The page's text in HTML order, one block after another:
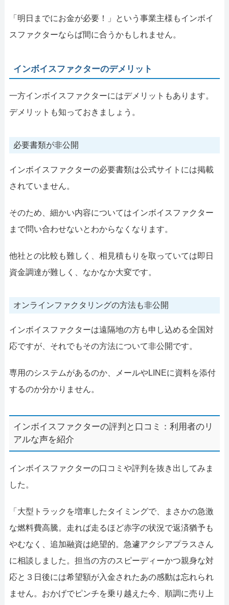
「明日までにお金が必要！」という事業主様もインボイ
スファクターならば間に合うかもしれません。
インボイスファクターのデメリット
一方インボイスファクターにはデメリットもあります。
デメリットも知っておきましょう。
必要書類が非公開
インボイスファクターの必要書類は公式サイトには掲載
されていません。
そのため、細かい内容についてはインボイスファクター
まで問い合わせないとわからなくなります。
他社との比較も難しく、相見積もりを取っていては即日
資金調達が難しく、なかなか大変です。
オンラインファクタリングの方法も非公開
インボイスファクターは遠隔地の方も申し込める全国対
応ですが、それでもその方法について非公開です。
専用のシステムがあるのか、メールやLINEに資料を添付
するのか分かりません。
インボイスファクターの評判と口コミ：利用者のリ
アルな声を紹介
インボイスファクターの口コミや評判を抜き出してみま
した。
「大型トラックを増車したタイミングで、まさかの急激
な燃料費高騰。走れば走るほど赤字の状況で返済猶予も
やむなく、追加融資は絶望的。急遽アクシアプラスさん
に相談しました。担当の方のスピーディーかつ親身な対
応と３日後には希望額が入金されたあの感動は忘れられ
ません。おかげでピンチを乗り越えた今、順調に売り上